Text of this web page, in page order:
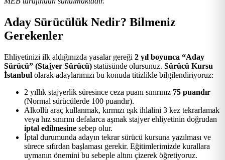
Aday Sürücülük Nedir? Bilmeniz
Gerekenler
Ehliyetinizi ilk aldığınızda yasalar gereği 2 yıl boyunca “Aday
Sürücü” (Stajyer Sürücü) statüsünde olursunuz. Sürücü Kursu
İstanbul olarak adaylarımızı bu konuda titizlikle bilgilendiriyoruz:
2 yıllık stajyerlik süresince ceza puanı sınırınız 75 puandır
(Normal sürücülerde 100 puandır).
Alkollü araç kullanmak, kırmızı ışık ihlalini 3 kez tekrarlamak
veya hız sınırını defalarca aşmak stajyer ehliyetinin doğrudan
iptal edilmesine sebep olur.
İptal durumunda adayın tekrar sürücü kursuna yazılması ve
sürece sıfırdan başlaması gerekir. Eğitimlerimizde kurallara
uymanın önemini bu sebeple altını çizerek öğretiyoruz.